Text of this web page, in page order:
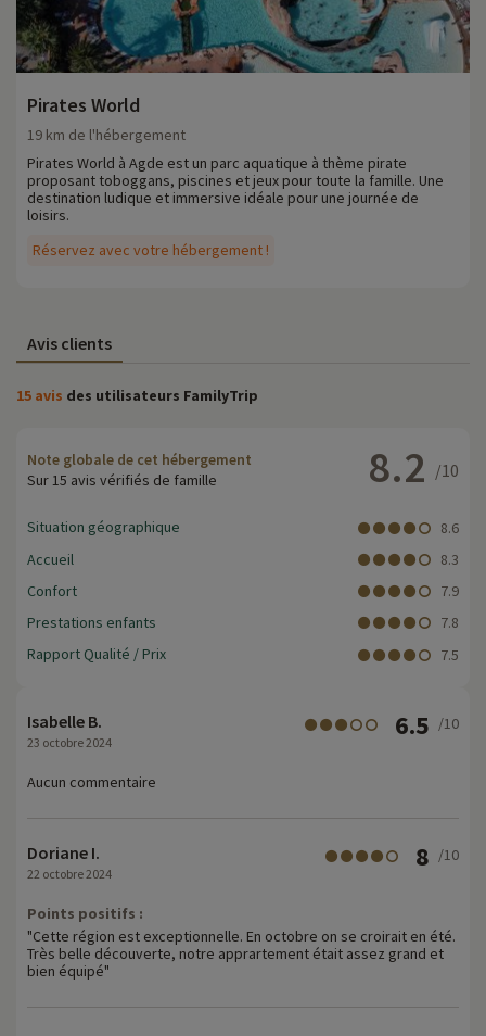
Pirates World
Réservez avec votre hébergement !
19 km de l'hébergement
Pirates World à Agde est un parc aquatique à thème pirate
proposant toboggans, piscines et jeux pour toute la famille. Une
destination ludique et immersive idéale pour une journée de
loisirs.
Avis clients
15 avis des utilisateurs FamilyTrip
Note globale de cet hébergement
Sur 15 avis vérifiés de famille
8.2 /10
Situation géographique
8.6
Accueil
8.3
Confort
7.9
Prestations enfants
7.8
Rapport Qualité / Prix
7.5
Isabelle B.
23 octobre 2024
6.5 /10
Aucun commentaire
Doriane I.
22 octobre 2024
8 /10
Points positifs :
"Cette région est exceptionnelle. En octobre on se croirait en été.
Très belle découverte, notre apprartement était assez grand et
bien équipé"